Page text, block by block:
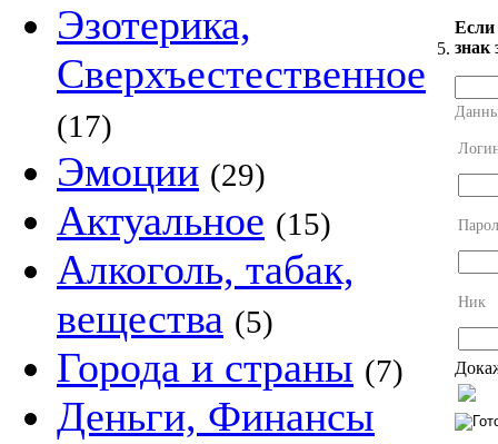
Эзотерика,
Сверхъестественное
(17)
Эмоции (29)
Актуальное (15)
Алкоголь, табак,
вещества (5)
Города и страны (7)
Деньги, Финансы
5.
Если
знак
Ник